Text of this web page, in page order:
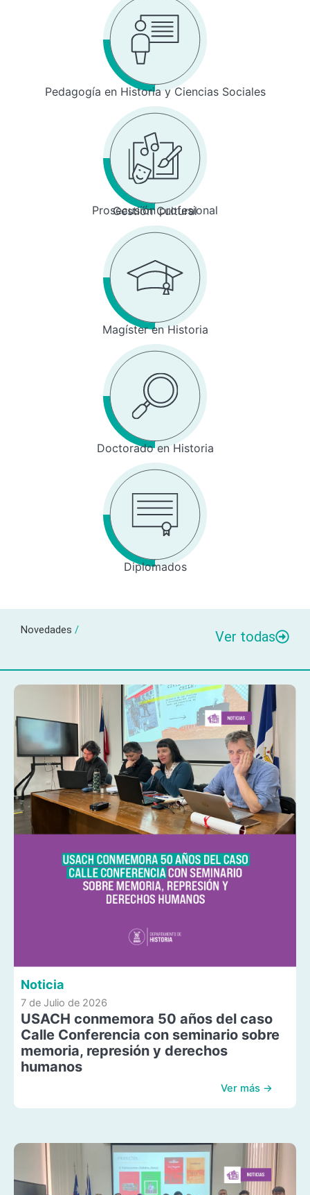
Pedagogía en Historia y Ciencias Sociales
Prosecusión profesional
Gestión Cultural
Magíster en Historia
Doctorado en Historia
Diplomados
Novedades / Ver todas
Noticia
7 de Julio de 2026
USACH conmemora 50 años del caso
Calle Conferencia con seminario sobre
memoria, represión y derechos
humanos
Ver más →